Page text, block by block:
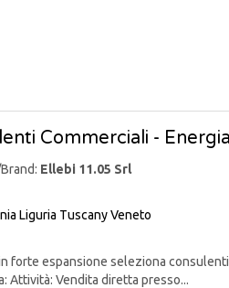
Commerciali -
Ellebi 11.05 Srl
Liguria TuscanyVeneto
forte espansione seleziona
Attività: Vendita diretta presso...